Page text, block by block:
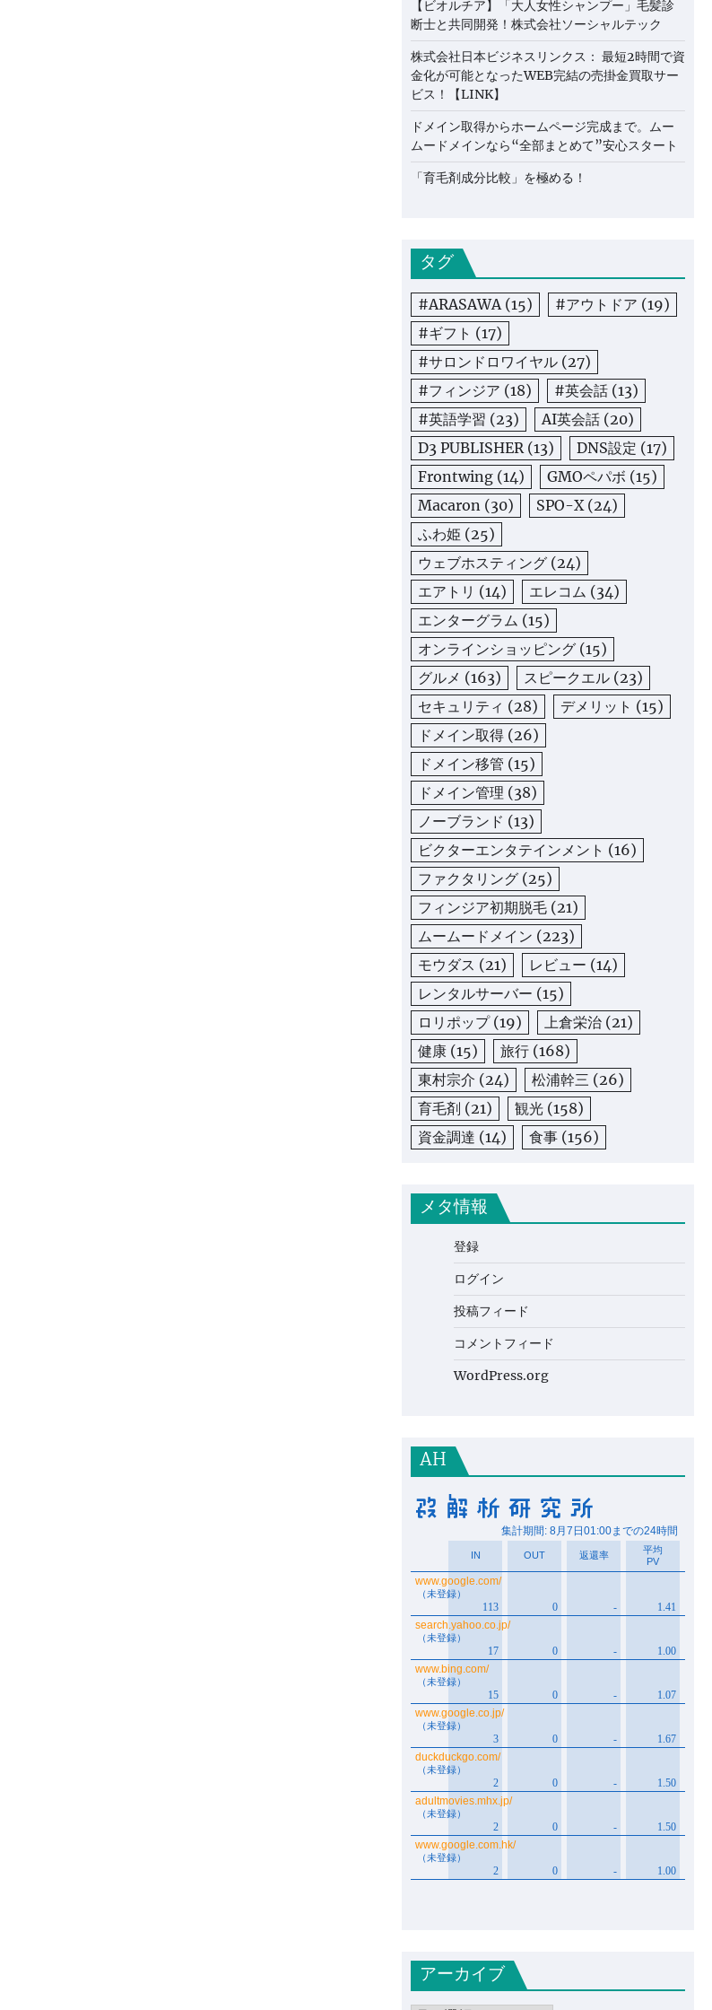
【ビオルチア】「大人女性シャンプー」毛髪診
断士と共同開発！株式会社ソーシャルテック
株式会社日本ビジネスリンクス： 最短2時間で資
金化が可能となったWEB完結の売掛金買取サー
ビス！【LINK】
ドメイン取得からホームページ完成まで。ムー
ムードメインなら“全部まとめて”安心スタート
「育毛剤成分比較」を極める！
タグ
#ARASAWA(15) #アウトドア (19)
#ギフト (17)
#サロンドロワイヤル (27)
#フィンジア (18) #英会話 (13)
#英語学習 (23) AI英会話 (20)
D3 PUBLISHER(13) DNS設定 (17)
Frontwing (14) GMOペパボ (15)
Macaron (30) SPO-X(24)
ふわ姫 (25)
ウェブホスティング (24)
エアトリ (14) エレコム (34)
エンターグラム (15)
オンラインショッピング (15)
グルメ (163) スピークエル (23)
セキュリティ (28) デメリット (15)
ドメイン取得 (26)
ドメイン移管 (15)
ドメイン管理 (38)
ノーブランド (13)
ビクターエンタテインメント (16)
ファクタリング (25)
フィンジア初期脱毛 (21)
ムームードメイン (223)
モウダス (21) レビュー (14)
レンタルサーバー (15)
ロリポップ(19) 上倉栄治 (21)
健康 (15) 旅行 (168)
東村宗介 (24) 松浦幹三 (26)
育毛剤 (21) 観光 (158)
資金調達 (14) 食事 (156)
メタ情報
登録
ログイン
投稿フィード
コメントフィード
WordPress.org
AH
アーカイブ